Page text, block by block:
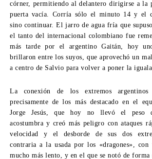
córner, permitiendo al delantero dirigirse a la
puerta vacía. Corría sólo el minuto 14 y el
sino continuar. El jarro de agua fría que
el tanto del internacional colombiano fue
más tarde por el argentino Gaitán, hoy
brillaron entre los suyos, que aprovechó un
a centro de Salvio para volver a poner la
La conexión de los extremos
precisamente de los más destacado en el
Jorge Jesús, que hoy no llevó el peso
acostumbra y creó más peligro con ataques
velocidad y el desborde de sus dos
contraria a la usada por los «dragones»,
mucho más lento, y en el que se notó de